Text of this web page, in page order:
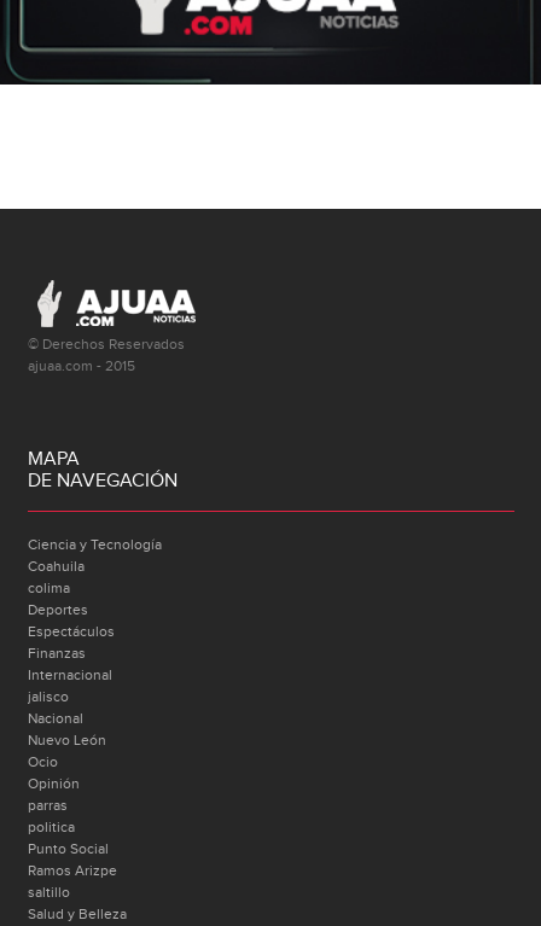
© Derechos Reservados
ajuaa.com - 2015
MAPA
DE NAVEGACIÓN
Ciencia y Tecnología
Coahuila
colima
Deportes
Espectáculos
Finanzas
Internacional
jalisco
Nacional
Nuevo León
Ocio
Opinión
parras
politica
Punto Social
Ramos Arizpe
saltillo
Salud y Belleza